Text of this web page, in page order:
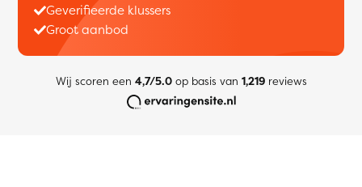
Geverifieerde klussers
Groot aanbod
Wij scoren een 4,7/5.0op basis van 1,219reviews